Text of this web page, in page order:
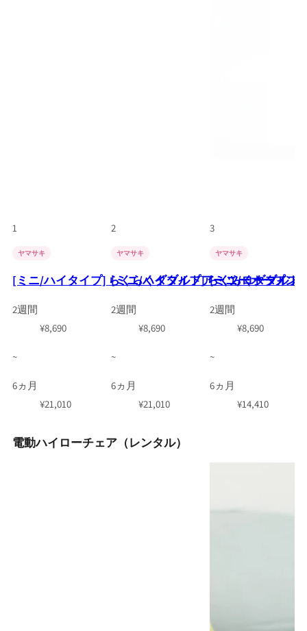
1
ヤマサキ
[ミニ/ハイタイプ] らくらくダブルドアー ツーオープン
2週間
¥8,690
~
6ヵ月
¥21,010
2
ヤマサキ
[ミニ/ハイタイプ] らくらくダブルド
2週間
¥8,690
~
6ヵ月
¥21,010
3
ヤマサキ
[ミニ/ロータイプ]
2週間
¥8,690
~
6ヵ月
¥14,410
電動ハイローチェア（レンタル）